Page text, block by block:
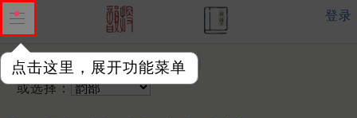
点击这里，展开功能菜单
登录
输入韵字：
或选择：